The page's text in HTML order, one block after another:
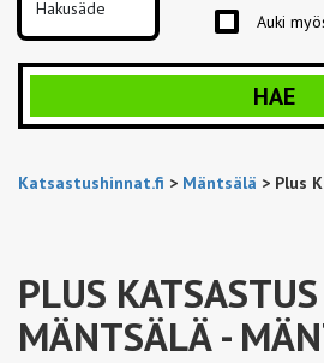
Auki
HAE
Katsastushinnat.fi > Mäntsälä > Plus
PLUS KATSASTUS
MÄNTSÄLÄ-